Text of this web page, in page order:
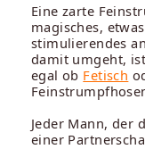
Eine zarte
magisches,
stimulierendes
damit umgeht,
egal ob Fetisch
Jeder Mann, der
einer